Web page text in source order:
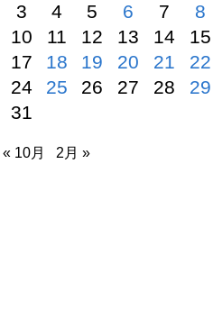
3
4 5 6 7 8
10
11 12 13 14 15
17
18 19 20 21 22
24
25 26 27 28 29
31
« 10月 2月 »